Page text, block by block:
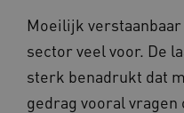
Moeilijk
sector veel voor. De
sterk benadrukt dat
gedrag vooral
ARRAffinity